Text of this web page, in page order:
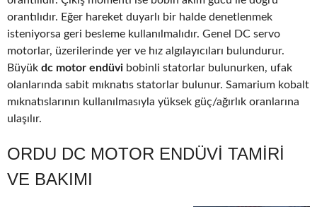
orantılıdır. Eğer hareket duyarlı bir halde denetlenmek
isteniyorsa geri besleme kullanılmalıdır. Genel DC servo
motorlar, üzerilerinde yer ve hız algılayıcıları bulundurur.
Büyük dc motor endüvi bobinli statorlar bulunurken, ufak
olanlarında sabit mıknatıs statorlar bulunur. Samarium kobalt
mıknatıslarının kullanılmasıyla yüksek güç/ağırlık oranlarına
ulaşılır.
ORDU DC MOTOR ENDÜVI TAMIRI
VE BAKIMI